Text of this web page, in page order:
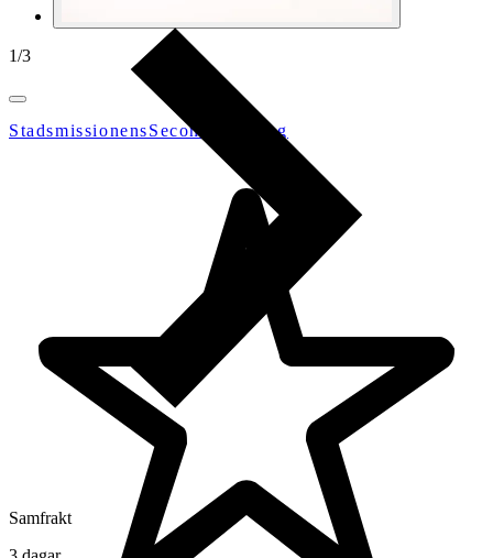
1/3
StadsmissionensSecondhandGbg
Samfrakt